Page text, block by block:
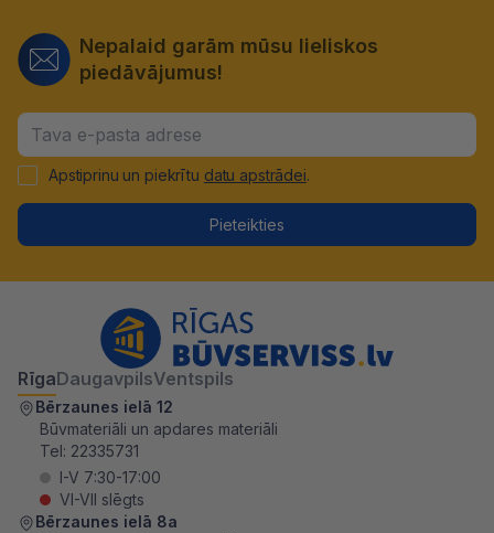
Nepalaid garām mūsu lieliskos
piedāvājumus!
Apstiprinu un piekrītu datu apstrādei.
Pieteikties
RīgaDaugavpilsVentspils
Bērzaunes ielā 12
Būvmateriāli un apdares materiāli
Tel: 22335731
I-V 7:30-17:00
VI-VII slēgts
Bērzaunes ielā 8a